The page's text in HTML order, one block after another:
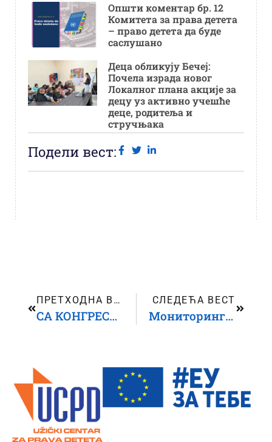
Општи коментар бр. 12
Комитета за права детета
– право детета да буде
саслушано
Деца обликују Бечеј:
Почела израда новог
Локалног плана акције за
децу уз активно учешће
деце, родитеља и
стручњака
Подели вест:
ПРЕТХОДНА ВЕСТ
СА КОНГРЕСА ПСИХОЛОГА
СЛЕДЕЋА ВЕСТ
Мониторинг извештај о Реформској агенди Србије